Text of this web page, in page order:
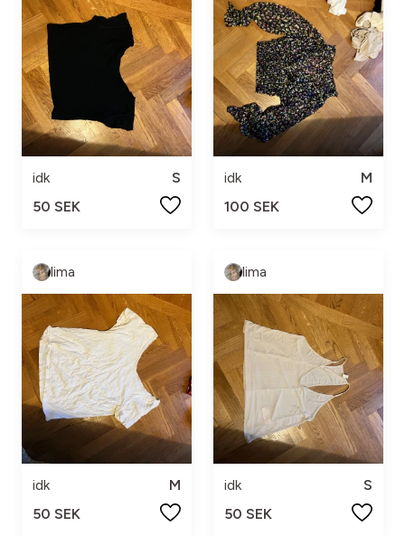
idk
S
50 SEK
idk
M
100 SEK
lima
idk
M
50 SEK
lima
idk
S
50 SEK